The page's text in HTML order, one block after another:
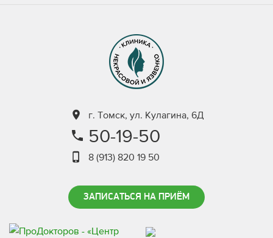
г. Томск, ул. Кулагина, 6Д
50-19-50
8 (913) 820 19 50
ЗАПИСАТЬСЯ НА ПРИЁМ